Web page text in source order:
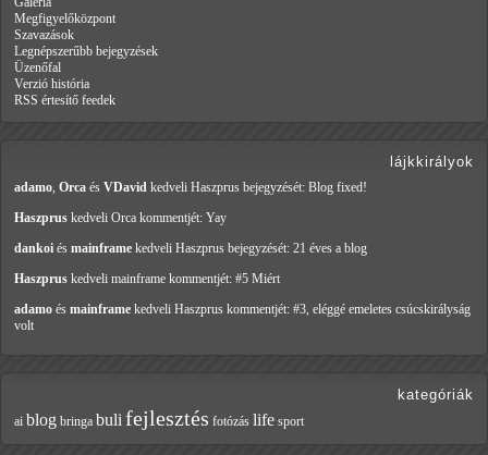
Megfigyelőközpont
Szavazások
Legnépszerűbb bejegyzések
Üzenőfal
Verzió história
RSS értesítő feedek
lájkkirályok
adamo, Orca és VDavid kedveli Haszprus bejegyzését: Blog fixed!
Haszprus kedveli Orca kommentjét: Yay
dankoi és mainframe kedveli Haszprus bejegyzését: 21 éves a blog
Haszprus kedveli mainframe kommentjét: #5 Miért
adamo és mainframe kedveli Haszprus kommentjét: #3, eléggé emeletes csúcskirályság
volt
kategóriák
ai blog bringa buli fejlesztés fotózás life sport